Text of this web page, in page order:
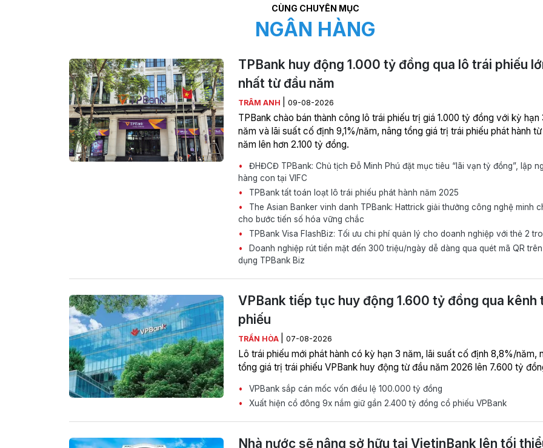
CÙNG CHUYÊN MỤC
NGÂN HÀNG
TPBank huy động 1.000 tỷ đồng qua lô trái phiếu
nhất từ đầu năm
TRÂM ANH 09-08-2026
TPBank chào bán thành công lô trái phiếu trị giá 1.000 tỷ đồng với kỳ hạn
năm và lãi suất cố định 9,1%/năm, nâng tổng giá trị trái phiếu phát hành
năm lên hơn 2.100 tỷ đồng.
ĐHĐCĐ TPBank: Chủ tịch Đỗ Minh Phú đặt mục tiêu “lãi vạn tỷ đồng”, lập
hàng con tại VIFC
TPBank tất toán loạt lô trái phiếu phát hành năm 2025
The Asian Banker vinh danh TPBank: Hattrick giải thưởng công nghệ minh
cho bước tiến số hóa vững chắc
TPBank Visa FlashBiz: Tối ưu chi phí quản lý cho doanh nghiệp với thẻ 2
Doanh nghiệp rút tiền mặt đến 300 triệu/ngày dễ dàng qua quét mã QR
dụng TPBank Biz
VPBank tiếp tục huy động 1.600 tỷ đồng qua kênh
phiếu
TRẦN HÒA 07-08-2026
Lô trái phiếu mới phát hành có kỳ hạn 3 năm, lãi suất cố định 8,8%/năm,
tổng giá trị trái phiếu VPBank huy động từ đầu năm 2026 lên 7.600 tỷ
VPBank sắp cán mốc vốn điều lệ 100.000 tỷ đồng
Xuất hiện cổ đông 9x nắm giữ gần 2.400 tỷ đồng cổ phiếu VPBank
Nhà nước sẽ nâng sở hữu tại VietinBank lên tối